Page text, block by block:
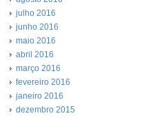
julho 2016
junho 2016
maio 2016
abril 2016
março 2016
fevereiro 2016
janeiro 2016
dezembro 2015